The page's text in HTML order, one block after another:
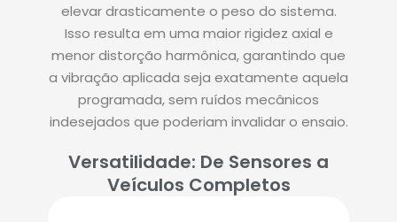
elevar drasticamente o peso do sistema.
Isso resulta em uma maior rigidez axial e
menor distorção harmônica, garantindo que
a vibração aplicada seja exatamente aquela
programada, sem ruídos mecânicos
indesejados que poderiam invalidar o ensaio.
Versatilidade: De Sensores a
Veículos Completos